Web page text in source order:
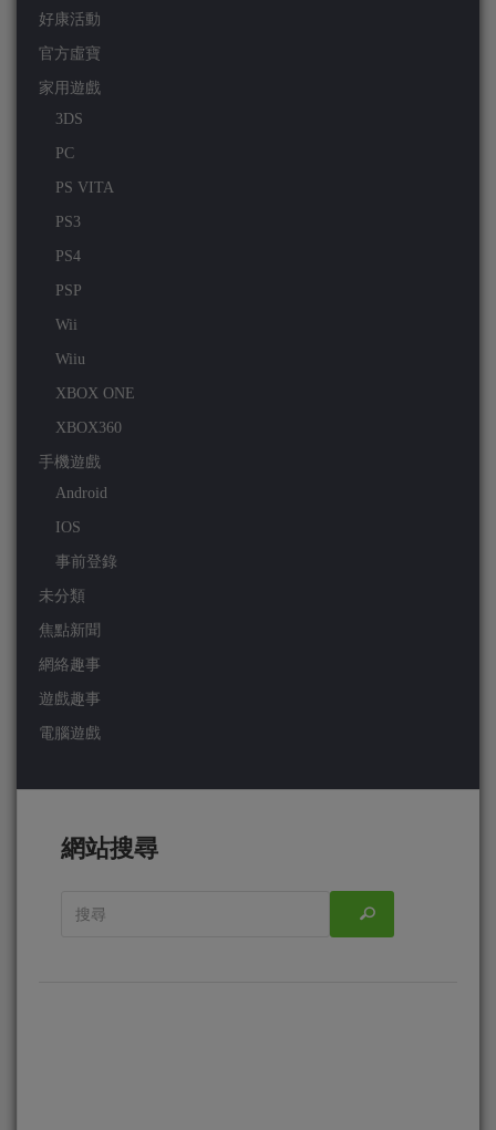
好康活動
官方虛寶
家用遊戲
3DS
PC
PS VITA
PS3
PS4
PSP
Wii
Wiiu
XBOX ONE
XBOX360
手機遊戲
Android
IOS
事前登錄
未分類
焦點新聞
網絡趣事
遊戲趣事
電腦遊戲
網站搜尋